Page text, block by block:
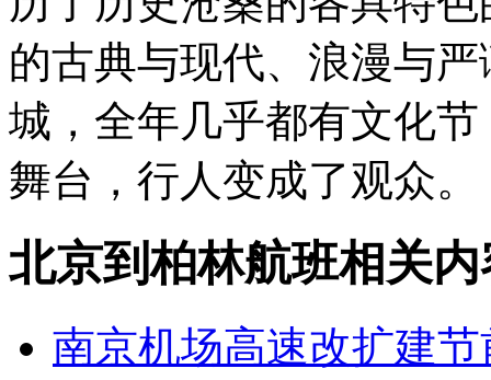
的古典与现代、浪漫与
城，全年几乎都有文化
舞台，行人变成了观众。
北京到柏林航班相关内
南京机场高速改扩建